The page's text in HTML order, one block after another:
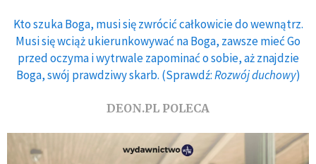
Kto szuka Boga, musi się zwrócić całkowicie do wewnątrz.
Musi się wciąż ukierunkowywać na Boga, zawsze mieć Go
przed oczyma i wytrwale zapominać o sobie, aż znajdzie
Boga, swój prawdziwy skarb. (Sprawdź:Rozwój duchowy)
DEON.PL POLECA